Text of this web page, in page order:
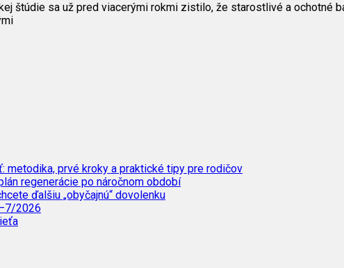
štúdie sa už pred viacerými rokmi zistilo, že starostlivé a ochotné
metodika, prvé kroky a praktické tipy pre rodičov
regenerácie po náročnom období
ďalšiu „obyčajnú“ dovolenku
2026